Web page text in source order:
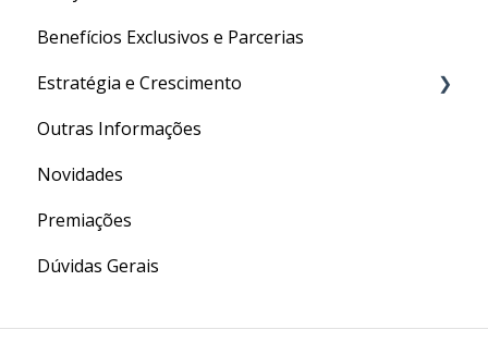
Benefícios Exclusivos e Parcerias
Estratégia e Crescimento
Social Media
Conversão
Marketing Digital
Outras Informações
Novidades
Premiações
Dúvidas Gerais